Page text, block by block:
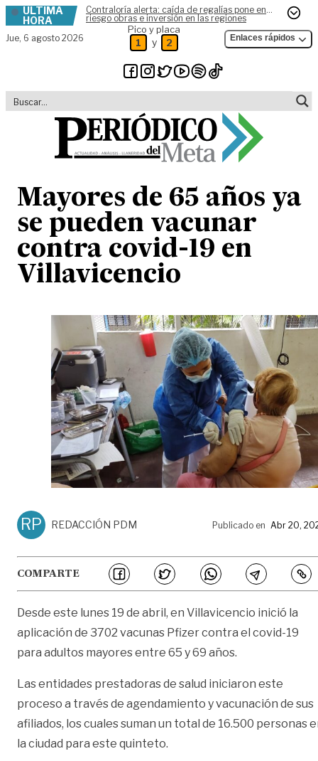
Skip to content
ÚLTIMA
HORA
Contraloría alerta: caída de regalías pone en
riesgo obras e inversión en las regiones
Jue, 6 agosto 2026
Pico y placa
1 y 2 Enlaces rápidos
Mayores de 65 años ya
se pueden vacunar
contra covid-19 en
Villavicencio
RP REDACCIÓN PDM Publicado en Abr 20,
COMPARTE
Desde este lunes 19 de abril, en Villavicencio inició la
aplicación de 3702 vacunas Pfizer contra el covid-19
para adultos mayores entre 65 y 69 años.
Las entidades prestadoras de salud iniciaron este
proceso a través de agendamiento y vacunación de sus
afiliados, los cuales suman un total de 16.500 personas
la ciudad para este quinteto.